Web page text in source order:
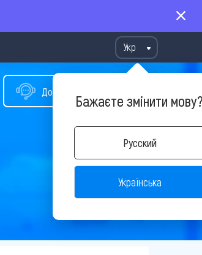
Укр
Бажаєте змінити
Русский
Українська
Допомога у виборі туру